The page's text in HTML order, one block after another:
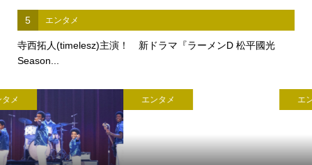
5 エンタメ
寺西拓人(timelesz)主演！ 新ドラマ『ラーメンD 松平國光
Season...